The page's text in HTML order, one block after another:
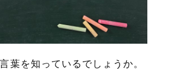
葉を知っているでしょうか。